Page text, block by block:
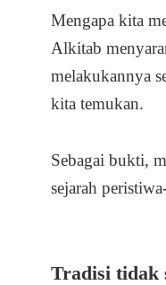
Mengapa kita
Alkitab
melakukannya
kita temukan.
Sebagai bukti,
sejarah
Tradisi tidak